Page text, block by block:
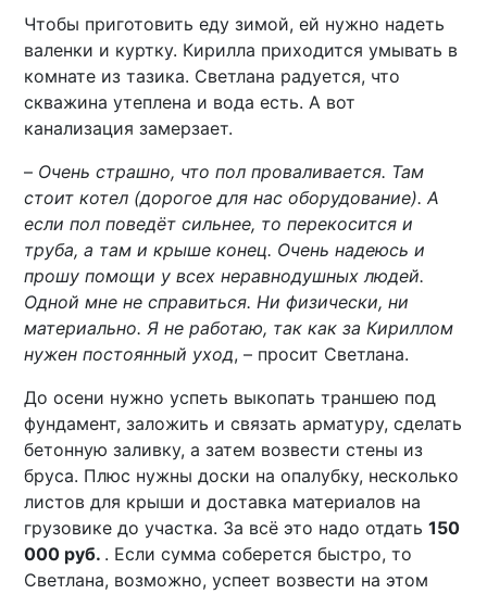
Чтобы приготовить еду зимой, ей нужно надеть
валенки и куртку. Кирилла приходится умывать в
комнате из тазика. Светлана радуется, что
скважина утеплена и вода есть. А вот
канализация замерзает.
– Очень страшно, что пол проваливается. Там
стоит котел (дорогое для нас оборудование). А
если пол поведёт сильнее, то перекосится и
труба, а там и крыше конец. Очень надеюсь и
прошу помощи у всех неравнодушных людей.
Одной мне не справиться. Ни физически, ни
материально. Я не работаю, так как за Кириллом
нужен постоянный уход, – просит Светлана.
До осени нужно успеть выкопать траншею под
фундамент, заложить и связать арматуру, сделать
бетонную заливку, а затем возвести стены из
бруса. Плюс нужны доски на опалубку, несколько
листов для крыши и доставка материалов на
грузовике до участка. За всё это надо отдать150
000 руб. . Если сумма соберется быстро, то
Светлана, возможно, успеет возвести на этом